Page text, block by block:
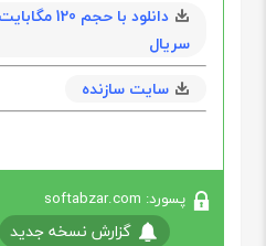
سریال
سایت سازنده
پسورد: softabzar.com
گزارش نسخه جدید